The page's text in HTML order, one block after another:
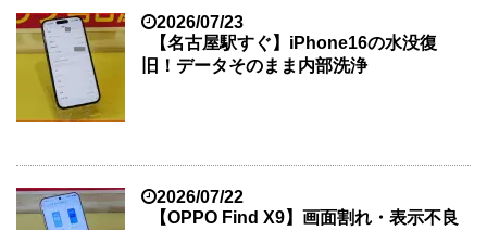
2026/07/23
【名古屋駅すぐ】iPhone16の水没復
旧！データそのまま内部洗浄
2026/07/22
【OPPO Find X9】画面割れ・表示不良